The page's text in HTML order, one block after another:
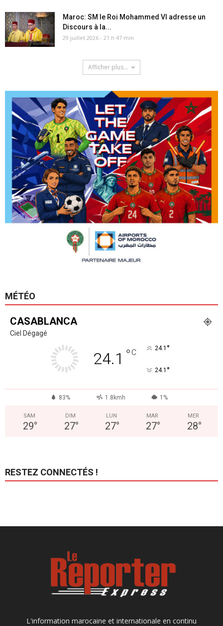
Maroc: SM le Roi Mohammed VI adresse un
Discours à la...
29 juillet 2026 - 21 h 47 min
Afficher plus...
MÉTÉO
CASABLANCA
Ciel Dégagé
24.1 °C 24.1 °
24.1 °
83% 1.8kmh 1%
SAM
29°
DIM
27°
LUN
27°
MAR
27°
MER
28°
RESTEZ CONNECTÉS !
L'information marocaine et internationale en continu